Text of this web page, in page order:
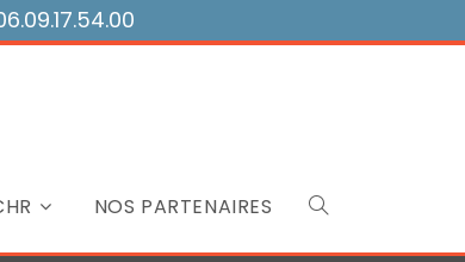
NOS PARTENAIRES Toggle